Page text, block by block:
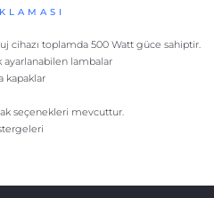
cihazı toplamda 500 Watt güce sahiptir.
ayarlanabilen lambalar
kapaklar
seçenekleri mevcuttur.